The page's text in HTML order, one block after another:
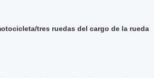
tres ruedas del cargo de la rueda